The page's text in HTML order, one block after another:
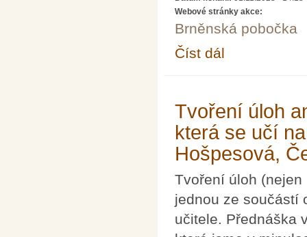
Webové stránky akce:
Brněnská pobočka
Číst dál
Tvoření úloh
která se učí
Hošpesová,
Tvoření úloh
jednou ze součástí
učitele. Přednáška